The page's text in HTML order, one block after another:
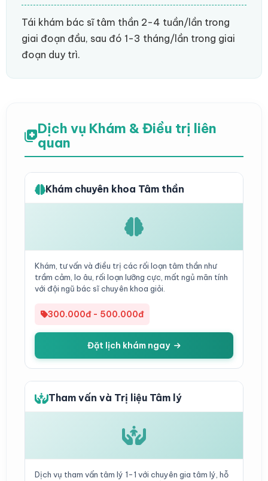
Tái khám bác sĩ tâm thần 2-4 tuần/lần trong
giai đoạn đầu, sau đó 1-3 tháng/lần trong giai
đoạn duy trì.
Dịch vụ Khám & Điều trị liên
quan
Khám chuyên khoa Tâm thần
Khám, tư vấn và điều trị các rối loạn tâm thần như
trầm cảm, lo âu, rối loạn lưỡng cực, mất ngủ mãn tính
với đội ngũ bác sĩ chuyên khoa giỏi.
300.000đ - 500.000đ
Đặt lịch khám ngay
Tham vấn và Trị liệu Tâm lý
Dịch vụ tham vấn tâm lý 1-1 với chuyên gia tâm lý, hỗ